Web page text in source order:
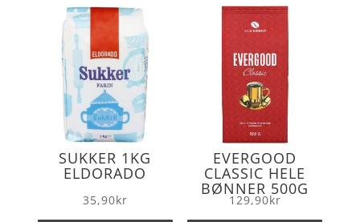
k
r
SUKKER 1KG
ELDORADO
35,90kr
EVERGOOD
CLASSIC HELE
BØNNER 500G
129,90kr